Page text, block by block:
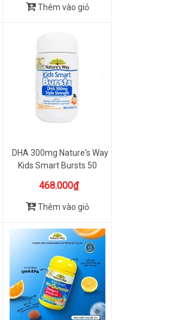
Thêm vào giỏ
DHA 300mg Nature's Way
Kids Smart Bursts 50
468.000₫
Thêm vào giỏ